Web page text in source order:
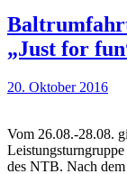
„Just for
20. Oktober 2016
Vom 26.08.-28.08.
des NTB. Nach